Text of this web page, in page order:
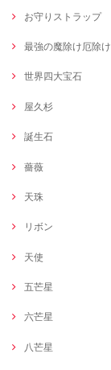
お守りストラップ
最強の魔除け厄除け
世界四大宝石
屋久杉
誕生石
薔薇
天珠
リボン
天使
五芒星
六芒星
八芒星